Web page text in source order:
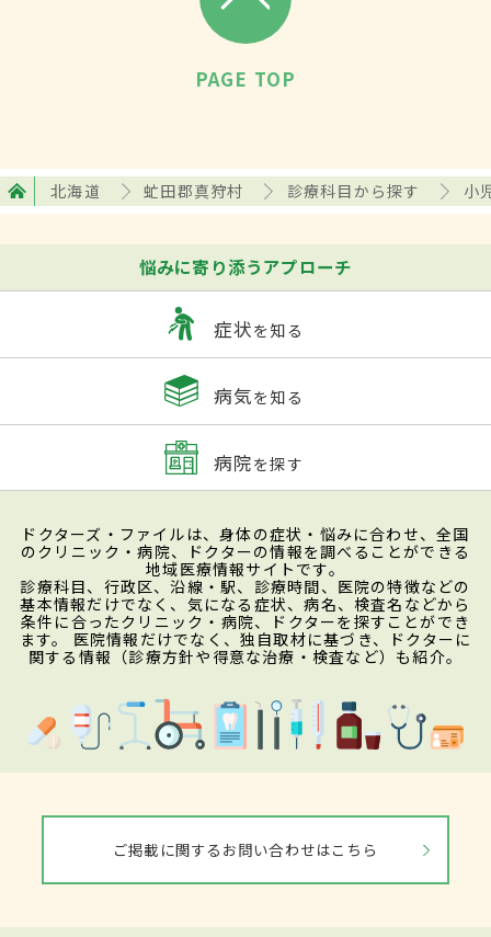
PAGE TOP
北海道 虻田郡真狩村 診療科目から探す 小
悩みに寄り添うアプローチ
症状を知る
病気を知る
病院を探す
ドクターズ・ファイルは、身体の症状・悩みに合わせ、全国
のクリニック・病院、ドクターの情報を調べることができる
地域医療情報サイトです。
診療科目、行政区、沿線・駅、診療時間、医院の特徴などの
基本情報だけでなく、気になる症状、病名、検査名などから
条件に合ったクリニック・病院、ドクターを探すことができ
ます。 医院情報だけでなく、独自取材に基づき、ドクターに
関する情報（診療方針や得意な治療・検査など）も紹介。
ご掲載に関するお問い合わせはこちら